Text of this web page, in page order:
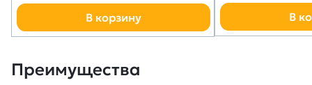
В корзину В
Преимущества